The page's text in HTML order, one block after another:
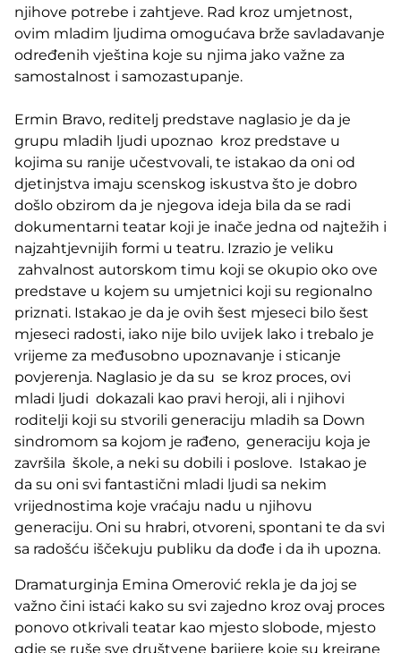
njihove potrebe i zahtjeve. Rad kroz umjetnost,
ovim mladim ljudima omogućava brže savladavanje
određenih vještina koje su njima jako važne za
samostalnost i samozastupanje.
Ermin Bravo, reditelj predstave naglasio je da je
grupu mladih ljudi upoznao kroz predstave u
kojima su ranije učestvovali, te istakao da oni od
djetinjstva imaju scenskog iskustva što je dobro
došlo obzirom da je njegova ideja bila da se radi
dokumentarni teatar koji je inače jedna od najtežih i
najzahtjevnijih formi u teatru. Izrazio je veliku
zahvalnost autorskom timu koji se okupio oko ove
predstave u kojem su umjetnici koji su regionalno
priznati. Istakao je da je ovih šest mjeseci bilo šest
mjeseci radosti, iako nije bilo uvijek lako i trebalo je
vrijeme za međusobno upoznavanje i sticanje
povjerenja. Naglasio je da su se kroz proces, ovi
mladi ljudi dokazali kao pravi heroji, ali i njihovi
roditelji koji su stvorili generaciju mladih sa Down
sindromom sa kojom je rađeno, generaciju koja je
završila škole, a neki su dobili i poslove. Istakao je
da su oni svi fantastični mladi ljudi sa nekim
vrijednostima koje vraćaju nadu u njihovu
generaciju. Oni su hrabri, otvoreni, spontani te da svi
sa radošću iščekuju publiku da dođe i da ih upozna.
Dramaturginja Emina Omerović rekla je da joj se
važno čini istaći kako su svi zajedno kroz ovaj proces
ponovo otkrivali teatar kao mjesto slobode, mjesto
gdje se ruše sve društvene barijere koje su kreirane